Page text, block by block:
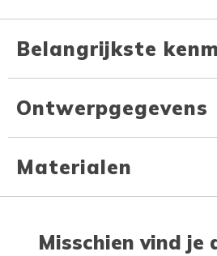
Belangrijkste
Ontwerpgegevens
Materialen
Misschien vind je